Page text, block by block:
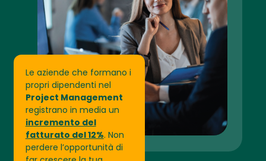
Le aziende che formano i
propri dipendenti nel
Project Management
registrano in media un
incremento del
fatturato del 12%. Non
perdere l’opportunità di